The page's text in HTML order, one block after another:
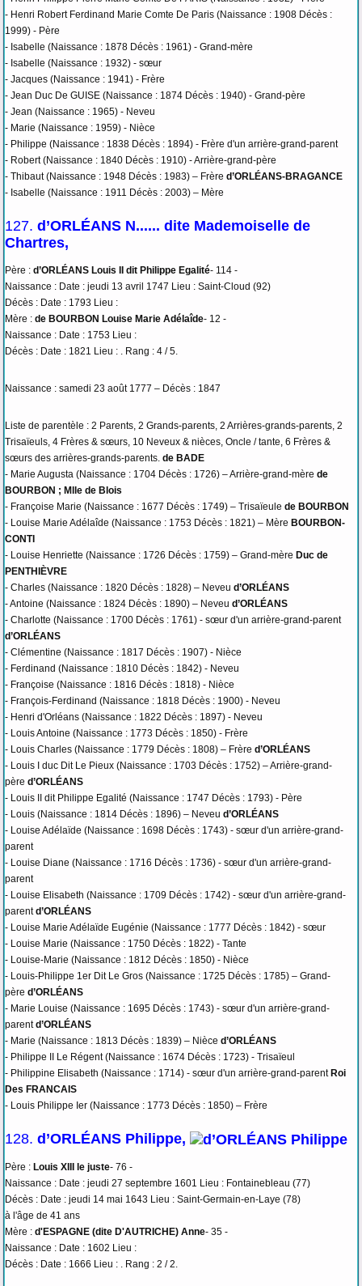
- Henri Robert Ferdinand Marie Comte De Paris (Naissance : 1908 Décès :
1999) - Père
- Isabelle (Naissance : 1878 Décès : 1961) - Grand-mère
- Isabelle (Naissance : 1932) - sœur
- Jacques (Naissance : 1941) - Frère
- Jean Duc De GUISE (Naissance : 1874 Décès : 1940) - Grand-père
- Jean (Naissance : 1965) - Neveu
- Marie (Naissance : 1959) - Nièce
- Philippe (Naissance : 1838 Décès : 1894) - Frère d'un arrière-grand-parent
- Robert (Naissance : 1840 Décès : 1910) - Arrière-grand-père
- Thibaut (Naissance : 1948 Décès : 1983) – Frère d’ORLÉANS-BRAGANCE
- Isabelle (Naissance : 1911 Décès : 2003) – Mère
127. d’ORLÉANS N...... dite Mademoiselle de
Chartres,
Père : d’ORLÉANS Louis II dit Philippe Egalité- 114 -
Naissance : Date : jeudi 13 avril 1747 Lieu : Saint-Cloud (92)
Décès : Date : 1793 Lieu :
Mère : de BOURBON Louise Marie Adélaîde- 12 -
Naissance : Date : 1753 Lieu :
Décès : Date : 1821 Lieu : . Rang : 4 / 5.
Naissance : samedi 23 août 1777 – Décès : 1847
Liste de parentèle : 2 Parents, 2 Grands-parents, 2 Arrières-grands-parents, 2
Trisaïeuls, 4 Frères & sœurs, 10 Neveux & nièces, Oncle / tante, 6 Frères &
sœurs des arrières-grands-parents. de BADE
- Marie Augusta (Naissance : 1704 Décès : 1726) – Arrière-grand-mère de
BOURBON ; Mlle de Blois
- Françoise Marie (Naissance : 1677 Décès : 1749) – Trisaïeule de BOURBON
- Louise Marie Adélaîde (Naissance : 1753 Décès : 1821) – Mère BOURBON-
CONTI
- Louise Henriette (Naissance : 1726 Décès : 1759) – Grand-mère Duc de
PENTHIÈVRE
- Charles (Naissance : 1820 Décès : 1828) – Neveu d’ORLÉANS
- Antoine (Naissance : 1824 Décès : 1890) – Neveu d’ORLÉANS
- Charlotte (Naissance : 1700 Décès : 1761) - sœur d'un arrière-grand-parent
d’ORLÉANS
- Clémentine (Naissance : 1817 Décès : 1907) - Nièce
- Ferdinand (Naissance : 1810 Décès : 1842) - Neveu
- Françoise (Naissance : 1816 Décès : 1818) - Nièce
- François-Ferdinand (Naissance : 1818 Décès : 1900) - Neveu
- Henri d'Orléans (Naissance : 1822 Décès : 1897) - Neveu
- Louis Antoine (Naissance : 1773 Décès : 1850) - Frère
- Louis Charles (Naissance : 1779 Décès : 1808) – Frère d’ORLÉANS
- Louis I duc Dit Le Pieux (Naissance : 1703 Décès : 1752) – Arrière-grand-
père d’ORLÉANS
- Louis II dit Philippe Egalité (Naissance : 1747 Décès : 1793) - Père
- Louis (Naissance : 1814 Décès : 1896) – Neveu d’ORLÉANS
- Louise Adélaïde (Naissance : 1698 Décès : 1743) - sœur d'un arrière-grand-
parent
- Louise Diane (Naissance : 1716 Décès : 1736) - sœur d'un arrière-grand-
parent
- Louise Elisabeth (Naissance : 1709 Décès : 1742) - sœur d'un arrière-grand-
parentd’ORLÉANS
- Louise Marie Adélaïde Eugénie (Naissance : 1777 Décès : 1842) - sœur
- Louise Marie (Naissance : 1750 Décès : 1822) - Tante
- Louise-Marie (Naissance : 1812 Décès : 1850) - Nièce
- Louis-Philippe 1er Dit Le Gros (Naissance : 1725 Décès : 1785) – Grand-
père d’ORLÉANS
- Marie Louise (Naissance : 1695 Décès : 1743) - sœur d'un arrière-grand-
parentd’ORLÉANS
- Marie (Naissance : 1813 Décès : 1839) – Nièce d’ORLÉANS
- Philippe II Le Régent (Naissance : 1674 Décès : 1723) - Trisaïeul
- Philippine Elisabeth (Naissance : 1714) - sœur d'un arrière-grand-parentRoi
Des FRANCAIS
- Louis Philippe Ier (Naissance : 1773 Décès : 1850) – Frère
128. d’ORLÉANS Philippe,
Père : Louis XIII le juste- 76 -
Naissance : Date : jeudi 27 septembre 1601 Lieu : Fontainebleau (77)
Décès : Date : jeudi 14 mai 1643 Lieu : Saint-Germain-en-Laye (78)
à l'âge de 41 ans
Mère : d'ESPAGNE (dite D'AUTRICHE) Anne- 35 -
Naissance : Date : 1602 Lieu :
Décès : Date : 1666 Lieu : . Rang : 2 / 2.